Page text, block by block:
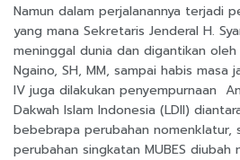
Namun dalam perjalanannya terjadi
yang mana Sekretaris Jenderal H.
meninggal dunia dan digantikan
Ngaino, SH, MM, sampai habis masa
IV juga dilakukan penyempurnaan
Dakwah Islam Indonesia (LDII)
bebebrapa perubahan nomenklatur,
perubahan singkatan MUBES diubah